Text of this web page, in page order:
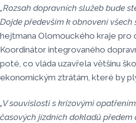
„Rozsah dopravních služeb bude
Dojde především k obnovení všech
hejtmana Olomouckého kraje pro
Koordinátor integrovaného
poté, co vláda uzavřela většinu
ekonomickým ztrátám, které by
„V souvislosti s krizovými
časových jízdních dokladů